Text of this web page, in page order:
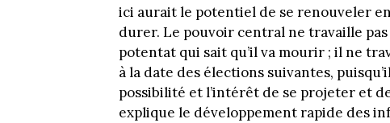
ici aurait le potentiel de se renouveler
durer. Le pouvoir central ne travaille
potentat qui sait qu’il va mourir ; il ne
à la date des élections suivantes,
possibilité et l’intérêt de se projeter et
explique le développement rapide des